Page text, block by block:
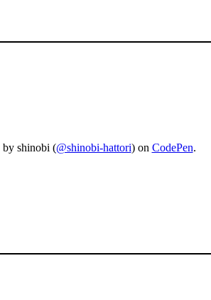
by shinobi (@shinobi-hattori) on CodePen.